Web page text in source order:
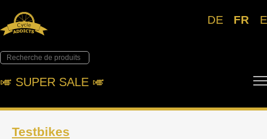
DE FR
🎺︎ SUPER SALE 🎺︎
Testbikes